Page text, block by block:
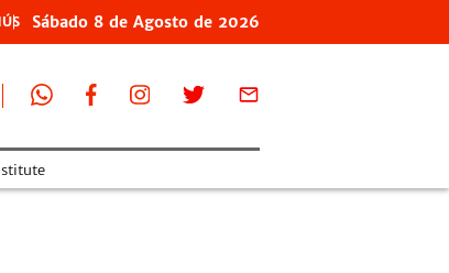
Sábado 8 de Agosto de 2026